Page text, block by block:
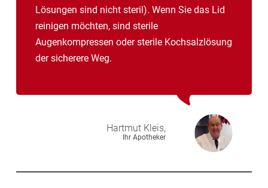
Lösungen sind nicht steril). Wenn Sie das Lid
reinigen möchten, sind sterile
Augenkompressen oder sterile Kochsalzlösung
der sicherere Weg.
Hartmut Kleis,
Ihr Apotheker